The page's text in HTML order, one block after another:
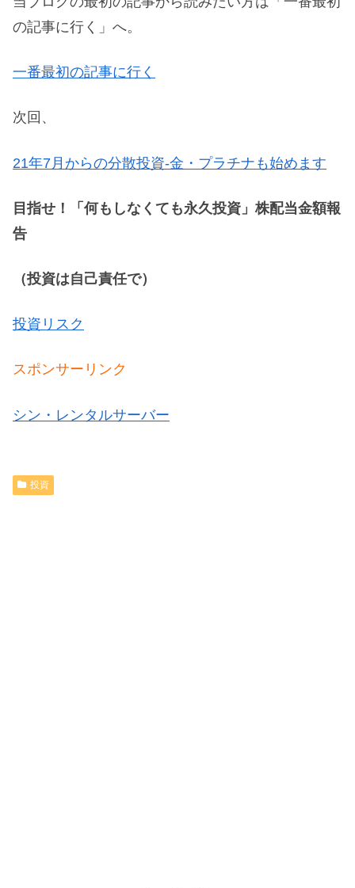
の記事に行く」へ。
一番最初の記事に行く
次回、
21年7月からの分散投資-金・プラチナも始めます
目指せ！「何もしなくても永久投資」株配当金額報
告
（投資は自己責任で）
投資リスク
スポンサーリンク
シン・レンタルサーバー
投資